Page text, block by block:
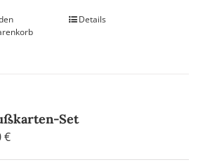
Details
Set
€